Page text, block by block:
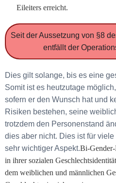
Eileiters erreicht.
Seit der Aussetzung von §8
entfällt der
Dies gilt solange, bis es eine
Somit ist es heutzutage
sofern er den Wunsch hat und
Risiken bestehen, seine
trotzdem den Personenstand
dies aber nicht. Dies ist für viele
sehr wichtiger Aspekt.Bi-Gender-
in ihrer sozialen
dem weiblichen und männlichen